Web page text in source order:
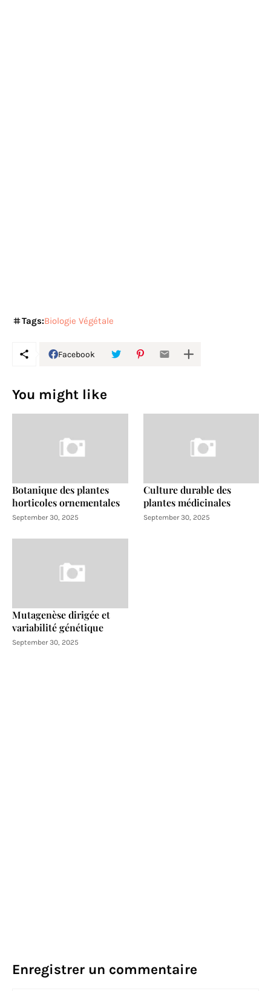
Tags:Biologie Végétale
Facebook
You might like
Botanique des plantes
horticoles ornementales
September 30, 2025
Culture durable des
plantes médicinales
September 30, 2025
Mutagenèse dirigée et
variabilité génétique
September 30, 2025
Enregistrer un commentaire